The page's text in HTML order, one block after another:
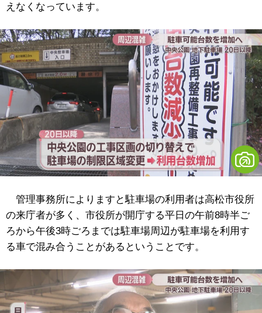
えなくなっています。
管理事務所によりますと駐車場の利用者は高松市役所
の来庁者が多く、市役所が開庁する平日の午前8時半ご
ろから午後3時ごろまでは駐車場周辺が駐車場を利用す
る車で混み合うことがあるということです。